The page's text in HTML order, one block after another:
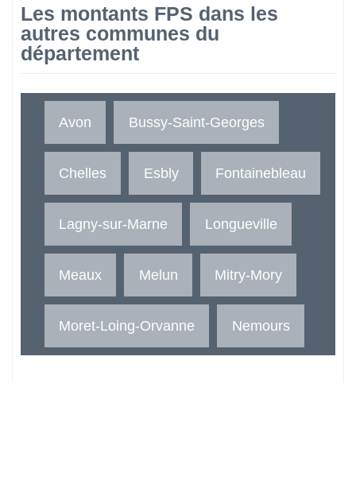
Les montants FPS dans les
autres communes du
département
Avon Bussy-Saint-Georges
Chelles Esbly Fontainebleau
Lagny-sur-Marne Longueville
Meaux Melun Mitry-Mory
Moret-Loing-Orvanne Nemours